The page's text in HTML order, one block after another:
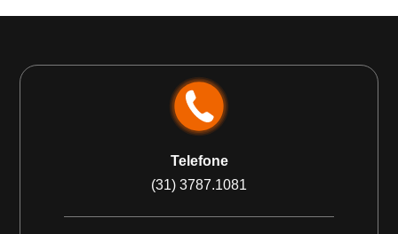
Telefone
(31) 3787.1081